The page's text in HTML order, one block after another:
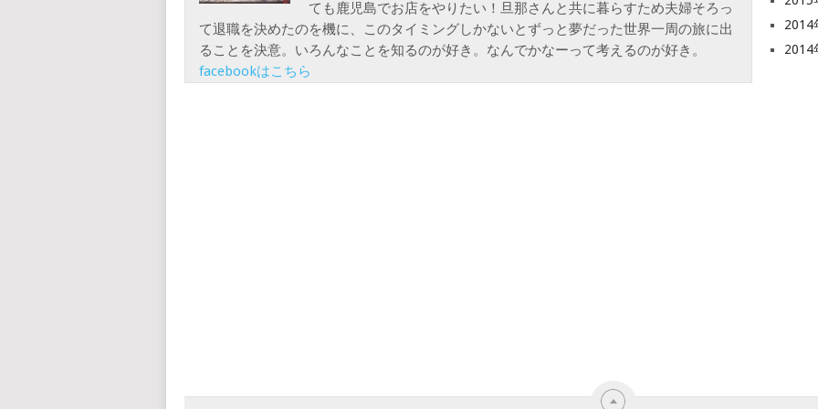
ても鹿児島でお店をやりたい！旦那さんと共に暮らすため夫婦そろっ
て退職を決めたのを機に、このタイミングしかないとずっと夢だった世界一周の旅に出
ることを決意。いろんなことを知るのが好き。なんでかなーって考えるのが好き。
facebookはこちら
2014
2014